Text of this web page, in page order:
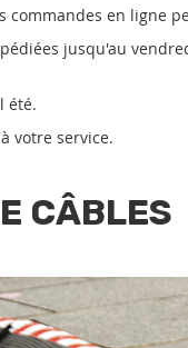
commandes en ligne
jusqu'au
été.
votre service.
CÂBLES